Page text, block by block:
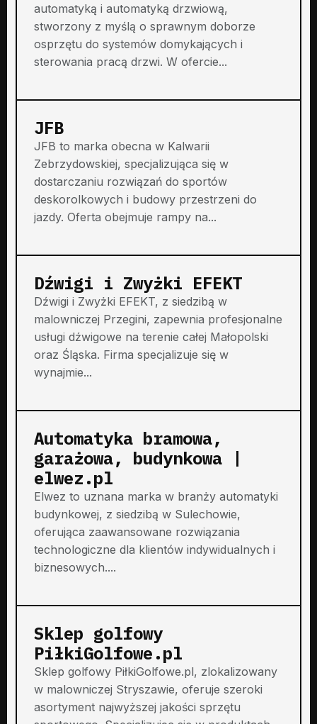
automatyką i automatyką drzwiową,
stworzony z myślą o sprawnym doborze
osprzętu do systemów domykających i
sterowania pracą drzwi. W ofercie...
JFB
JFB to marka obecna w Kalwarii
Zebrzydowskiej, specjalizująca się w
dostarczaniu rozwiązań do sportów
deskorolkowych i budowy przestrzeni do
jazdy. Oferta obejmuje rampy na...
Dźwigi i Zwyżki EFEKT
Dźwigi i Zwyżki EFEKT, z siedzibą w
malowniczej Przegini, zapewnia profesjonalne
usługi dźwigowe na terenie całej Małopolski
oraz Śląska. Firma specjalizuje się w
wynajmie...
Automatyka bramowa,
garażowa, budynkowa |
elwez.pl
Elwez to uznana marka w branży automatyki
budynkowej, z siedzibą w Sulechowie,
oferująca zaawansowane rozwiązania
technologiczne dla klientów indywidualnych i
biznesowych....
Sklep golfowy
PiłkiGolfowe.pl
Sklep golfowy PiłkiGolfowe.pl, zlokalizowany
w malowniczej Stryszawie, oferuje szeroki
asortyment najwyższej jakości sprzętu